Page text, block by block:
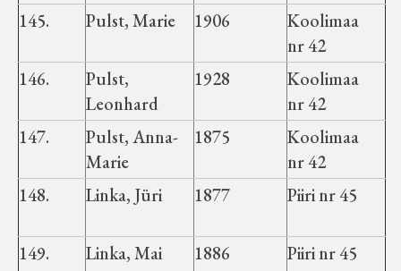
145.
Pulst, Marie 1906
Koolimaa
nr 42
146.
Pulst,
Leonhard
1928
Koolimaa
nr 42
147.
Pulst, Anna-
Marie
1875
Koolimaa
nr 42
148.
Linka, Jüri 1877 Piiri nr 45
149. Linka, Mai 1886 Piiri nr 45